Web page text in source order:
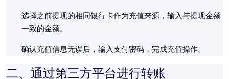
选择之前提现的相同银行卡作为充值来源，输入与提现金额
一致的金额。
确认充值信息无误后，输入支付密码，完成充值操作。
二、通过第三方平台进行转账